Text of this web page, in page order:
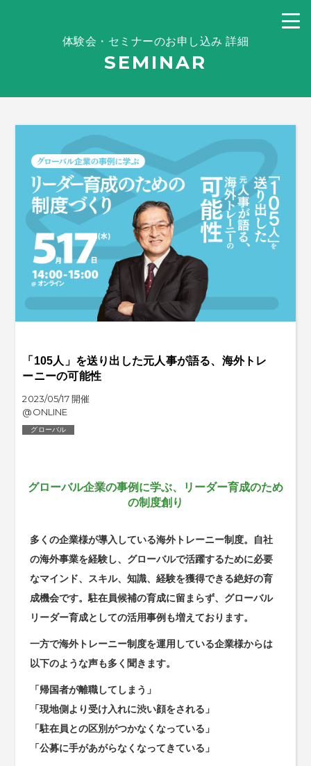
体験会・セミナーのお申し込み 詳細
SEMINAR
「105人」を送り出した元人事が語る、海外トレ
ーニーの可能性
2023/05/17 開催
@ONLINE
グローバル
グローバル企業の事例に学ぶ、リーダー育成のため
の制度創り
多くの企業様が導入している海外トレーニー制度。自社
の海外事業を経験し、グローバルで活躍するために必要
なマインド、スキル、知識、経験を獲得できる絶好の育
成機会です。駐在員候補の育成に留まらず、グローバル
リーダー育成としての活用事例も増えております。
一方で海外トレーニー制度を運用している企業様からは
以下のような声も多く聞きます。
「帰国者が離職してしまう」
「現地側より受け入れに渋い顔をされる」
「駐在員との区別がつかなくなっている」
「公募に手があがらなくなってきている」